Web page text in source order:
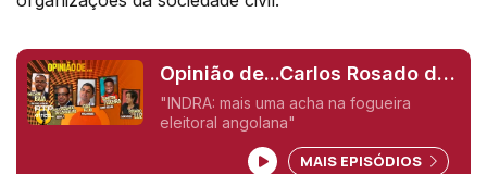
Opinião de...Carlos Rosado de
Carvalho (Angola),
"INDRA: mais uma acha na fogueira
eleitoral angolana"
MAIS EPISÓDIOS